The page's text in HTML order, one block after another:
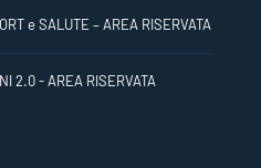
e SALUTE – AREA RISERVATA
2.0 - AREA RISERVATA